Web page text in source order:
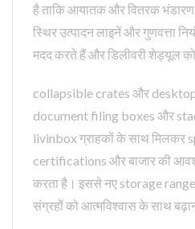
है ताकि आयातक और वितरक
स्थिर उत्पादन लाइनें और गुणवत्ता
मदद करते हैं और डिलीवरी शेड्यूल को
collapsible crates और
document filing boxes और
livinbox ग्राहकों के साथ मिलकर
certifications और बाजार की
करता है। इससे नए storage
संग्रहों को आत्मविश्वास के साथ